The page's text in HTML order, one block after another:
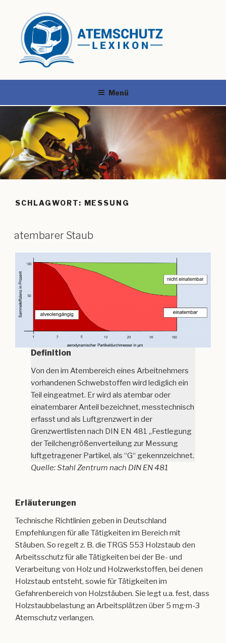
Menü
SCHLAGWORT: MESSUNG
atembarer Staub
Definition
Von den im Atembereich eines Arbeitnehmers
vorhandenen Schwebstoffen wird lediglich ein
Teil eingeatmet. Er wird als atembar oder
einatembarer Anteil bezeichnet, messtechnisch
erfasst und als Luftgrenzwert in der
Grenzwertlisten nach DIN EN 481 „Festlegung
der Teilchengrößenverteilung zur Messung
luftgetragener Partikel, als “G“ gekennzeichnet.
Quelle: Stahl Zentrum nach DIN EN 481
Erläuterungen
Technische Richtlinien geben in Deutschland
Empfehlungen für alle Tätigkeiten im Bereich mit
Stäuben. So regelt z. B. die TRGS 553 Holzstaub den
Arbeitsschutz für alle Tätigkeiten bei der Be- und
Verarbeitung von Holz und Holzwerkstoffen, bei denen
Holzstaub entsteht, sowie für Tätigkeiten im
Gefahrenbereich von Holzstäuben. Sie legt u.a. fest, dass
Holzstaubbelastung an Arbeitsplätzen über 5 mg·m-3
Atemschutz verlangen.